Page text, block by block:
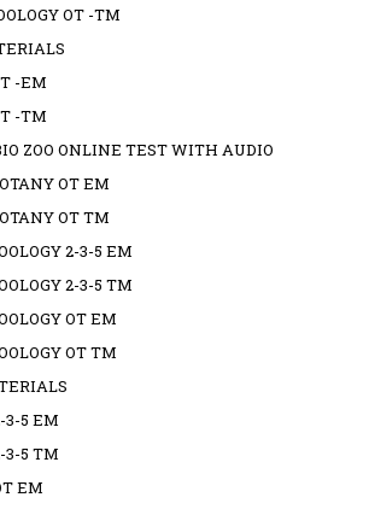
OT -TM
-EM
-TM
ZOO ONLINE TEST WITH AUDIO
OT EM
OT TM
2-3-5 EM
2-3-5 TM
OT EM
OT TM
3-5 EM
3-5 TM
EM